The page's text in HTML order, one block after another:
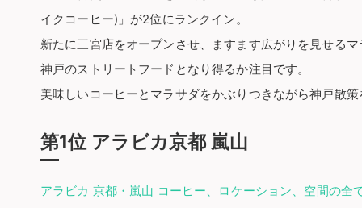
イクコーヒー)」が2位にランクイン。
新たに三宮店をオープンさせ、ますます広がりを見せる
神戸のストリートフードとなり得るか注目です。
美味しいコーヒーとマラサダをかぶりつきながら神戸散
第1位 アラビカ京都 嵐山
アラビカ 京都・嵐山 コーヒー、ロケーション、空間の全